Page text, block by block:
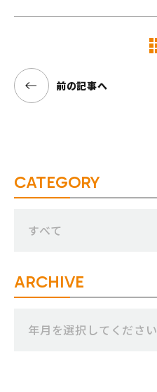
前の記事へ
CATEGORY
すべて
ARCHIVE
年月を選択してください